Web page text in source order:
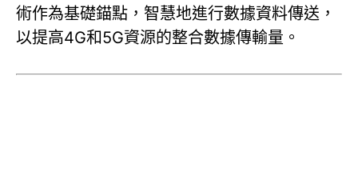
術作為基礎錨點，智慧地進行數據資料傳送，
以提高4G和5G資源的整合數據傳輸量。